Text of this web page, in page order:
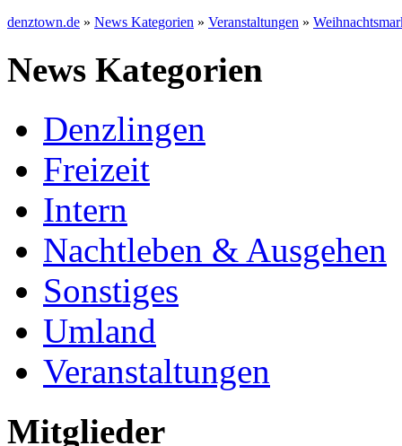
denztown.de » News Kategorien » Veranstaltungen »
News Kategorien
Denzlingen
Freizeit
Intern
Nachtleben & Ausgehen
Sonstiges
Umland
Veranstaltungen
Mitglieder